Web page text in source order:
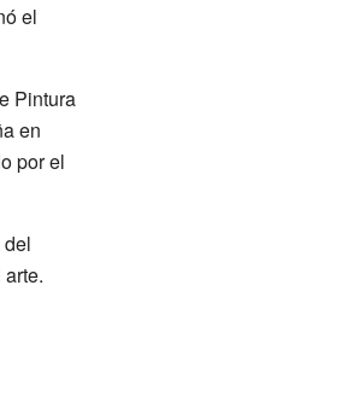
el
Pintura
en
por el